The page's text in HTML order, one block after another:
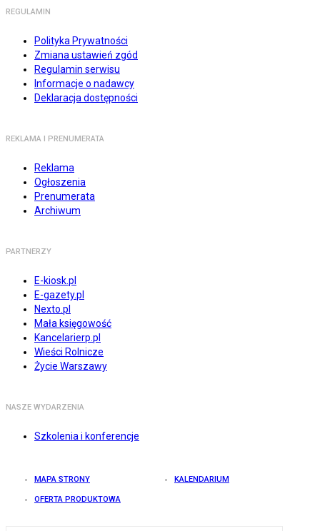
REGULAMIN
Polityka Prywatności
Zmiana ustawień zgód
Regulamin serwisu
Informacje o nadawcy
Deklaracja dostępności
REKLAMA I PRENUMERATA
Reklama
Ogłoszenia
Prenumerata
Archiwum
PARTNERZY
E-kiosk.pl
E-gazety.pl
Nexto.pl
Mała księgowość
Kancelarierp.pl
Wieści Rolnicze
Życie Warszawy
NASZE WYDARZENIA
Szkolenia i konferencje
MAPA STRONY KALENDARIUM
OFERTA PRODUKTOWA